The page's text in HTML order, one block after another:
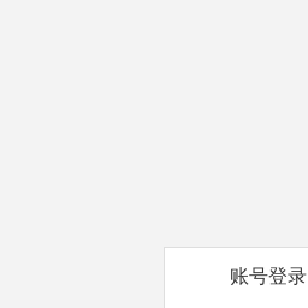
账号登录